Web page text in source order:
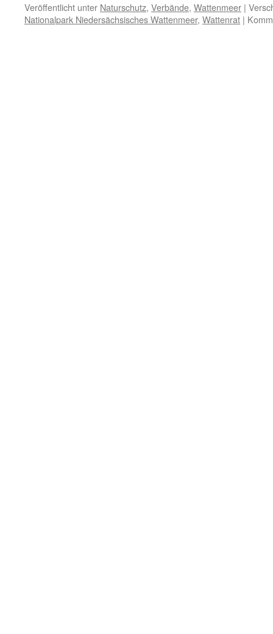
Veröffentlicht unter Naturschutz, Verbände, Wattenmeer |
Nationalpark Niedersächsisches Wattenmeer, Wattenrat |